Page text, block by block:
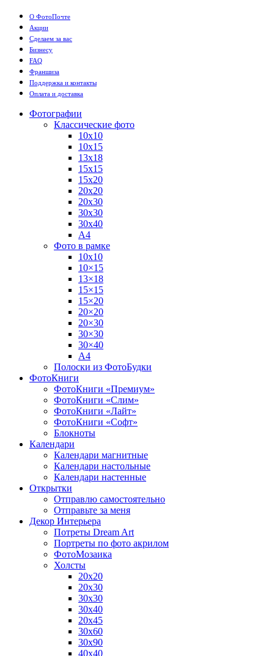
О ФотоПочте
Акции
Сделаем за вас
Бизнесу
FAQ
Франшиза
Поддержка и контакты
Оплата и доставка
Фотографии
Классические фото
10х10
10х15
13х18
15х15
15х20
20х20
20х30
30х30
30х40
А4
Фото в рамке
10х10
10×15
13×18
15×15
15×20
20×20
20×30
30×30
30×40
A4
Полоски из ФотоБудки
ФотоКниги
ФотоКниги «Премиум»
ФотоКниги «Слим»
ФотоКниги «Лайт»
ФотоКниги «Софт»
Блокноты
Календари
Календари магнитные
Календари настольные
Календари настенные
Открытки
Отправлю самостоятельно
Отправьте за меня
Декор Интерьера
Потреты Dream Art
Портреты по фото акрилом
ФотоМозаика
Холсты
20х20
20х30
30х30
30х40
20х45
30х60
30х90
40х40